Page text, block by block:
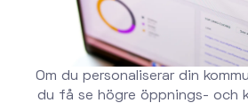
Om du personaliserar din
du få se högre öppnings- och